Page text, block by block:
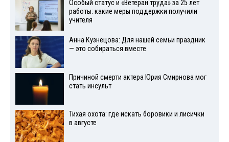
Особый статус и «Ветеран труда» за 25 лет
работы: какие меры поддержки получили
учителя
Анна Кузнецова: Для нашей семьи праздник
— это собираться вместе
Причиной смерти актера Юрия Смирнова мог
стать инсульт
Тихая охота: где искать боровики и лисички
в августе